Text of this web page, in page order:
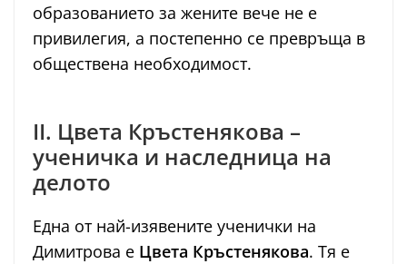
образованието за жените вече не е
привилегия, а постепенно се превръща в
обществена необходимост.
II. Цвета Кръстенякова –
ученичка и наследница на
делото
Една от най-изявените ученички на
Димитрова е Цвета Кръстенякова. Тя е